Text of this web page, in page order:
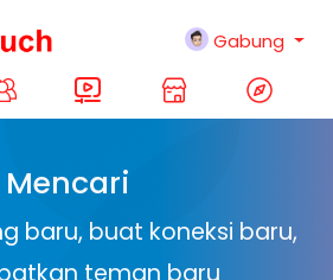
Gabung
Mencari
baru, buat koneksi baru,
teman baru